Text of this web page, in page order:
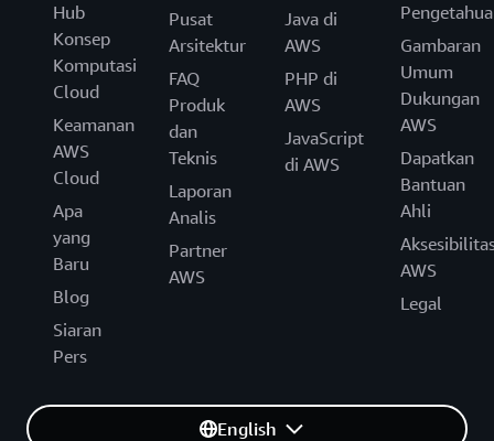
Hub
Konsep
Komputasi
Cloud
Keamanan
AWS
Cloud
Apa
yang
Baru
Blog
Siaran
Pers
Pusat
Arsitektur
FAQ
Produk
dan
Teknis
Laporan
Analis
Partner
AWS
Java di
AWS
PHP di
AWS
JavaScript
di AWS
Gambaran
Umum
Dukungan
AWS
Dapatkan
Bantuan
Ahli
AWS
Legal
English